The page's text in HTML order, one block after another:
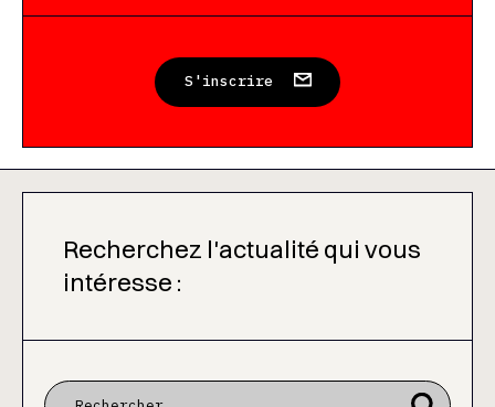
S'inscrire
Recherchez l'actualité qui vous
intéresse :